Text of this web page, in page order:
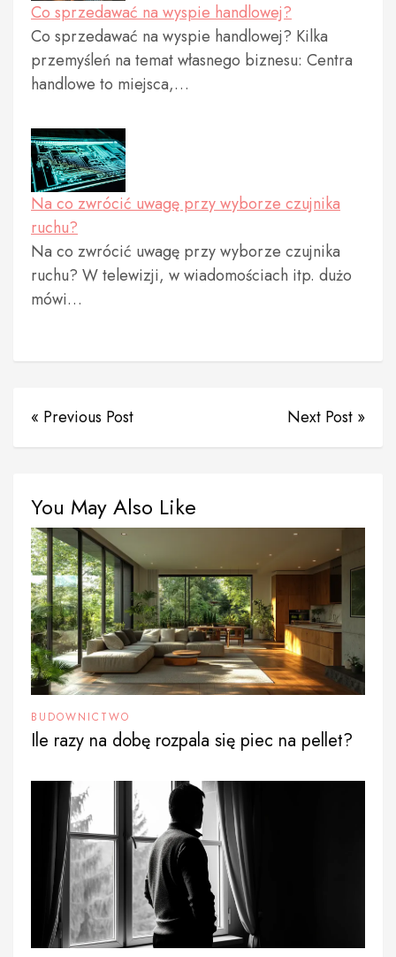
Co sprzedawać na wyspie handlowej?
Co sprzedawać na wyspie handlowej? Kilka
przemyśleń na temat własnego biznesu: Centra
handlowe to miejsca,…
Na co zwrócić uwagę przy wyborze czujnika
ruchu?
Na co zwrócić uwagę przy wyborze czujnika
ruchu? W telewizji, w wiadomościach itp. dużo
mówi…
« Previous Post Next Post »
You May Also Like
BUDOWNICTWO
Ile razy na dobę rozpala się piec na pellet?